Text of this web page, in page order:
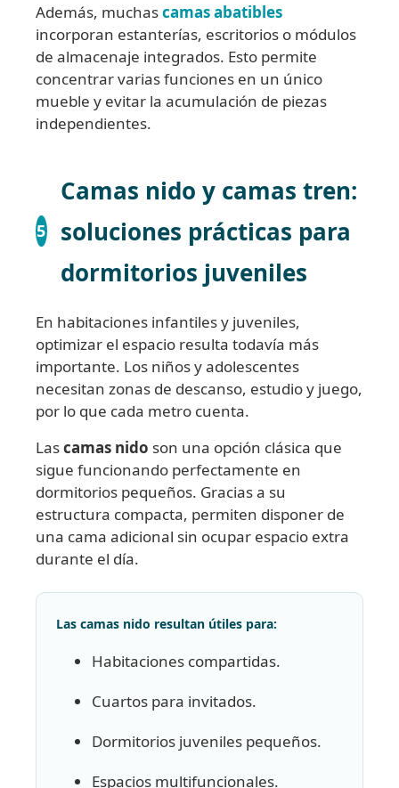
Además, muchascamas abatibles
incorporan estanterías, escritorios o módulos
de almacenaje integrados. Esto permite
concentrar varias funciones en un único
mueble y evitar la acumulación de piezas
independientes.
5
Camas nido y camas tren:
soluciones prácticas para
dormitorios juveniles
En habitaciones infantiles y juveniles,
optimizar el espacio resulta todavía más
importante. Los niños y adolescentes
necesitan zonas de descanso, estudio y juego,
por lo que cada metro cuenta.
Lascamas nido son una opción clásica que
sigue funcionando perfectamente en
dormitorios pequeños. Gracias a su
estructura compacta, permiten disponer de
una cama adicional sin ocupar espacio extra
durante el día.
Las camas nido resultan útiles para:
Habitaciones compartidas.
Cuartos para invitados.
Dormitorios juveniles pequeños.
Espacios multifuncionales.